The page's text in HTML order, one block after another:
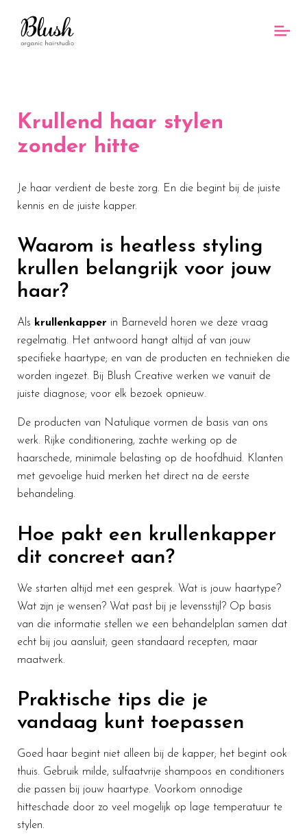
Krullend haar stylen
zonder hitte
Je haar verdient de beste zorg. En die begint bij de juiste
kennis en de juiste kapper.
Waarom is heatless styling
krullen belangrijk voor jouw
haar?
Als krullenkapper in Barneveld horen we deze vraag
regelmatig. Het antwoord hangt altijd af van jouw
specifieke haartype; en van de producten en technieken die
worden ingezet. Bij Blush Creative werken we vanuit de
juiste diagnose; voor elk bezoek opnieuw.
De producten van Natulique vormen de basis van ons
werk. Rijke conditionering, zachte werking op de
haarschede, minimale belasting op de hoofdhuid. Klanten
met gevoelige huid merken het direct na de eerste
behandeling.
Hoe pakt een krullenkapper
dit concreet aan?
We starten altijd met een gesprek. Wat is jouw haartype?
Wat zijn je wensen? Wat past bij je levensstijl? Op basis
van die informatie stellen we een behandelplan samen dat
echt bij jou aansluit; geen standaard recepten, maar
maatwerk.
Praktische tips die je
vandaag kunt toepassen
Goed haar begint niet alleen bij de kapper; het begint ook
thuis. Gebruik milde, sulfaatvrije shampoos en conditioners
die passen bij jouw haartype. Voorkom onnodige
hitteschade door zo veel mogelijk op lage temperatuur te
stylen.